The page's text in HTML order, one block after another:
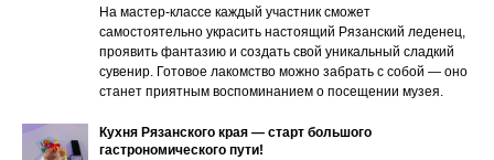
На мастер-классе каждый участник сможет
самостоятельно украсить настоящий Рязанский леденец,
проявить фантазию и создать свой уникальный сладкий
сувенир. Готовое лакомство можно забрать с собой — оно
станет приятным воспоминанием о посещении музея.
Кухня Рязанского края — старт большого
гастрономического пути!